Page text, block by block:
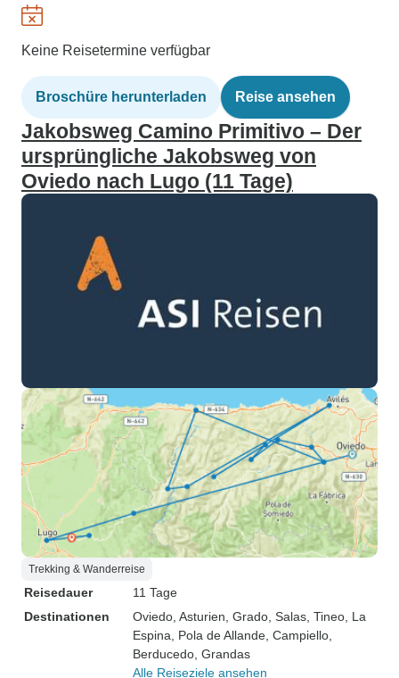
Keine Reisetermine verfügbar
Broschüre herunterladen Reise ansehen
Jakobsweg Camino Primitivo – Der
ursprüngliche Jakobsweg von
Oviedo nach Lugo (11 Tage)
Trekking & Wanderreise
Reisedauer
11 Tage
Destinationen
Oviedo , Asturien , Grado , Salas , Tineo , La
Espina , Pola de Allande , Campiello
Berducedo , Grandas
Alle Reiseziele ansehen